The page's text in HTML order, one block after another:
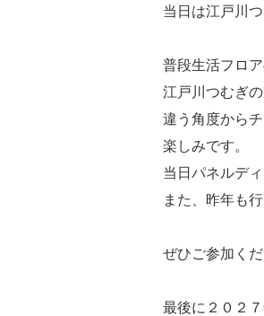
当日は江戸川
普段生活フロ
江戸川つむぎ
違う角度から
楽しみです。
当日パネルデ
また、昨年も
ぜひご参加くだ
最後に２０２